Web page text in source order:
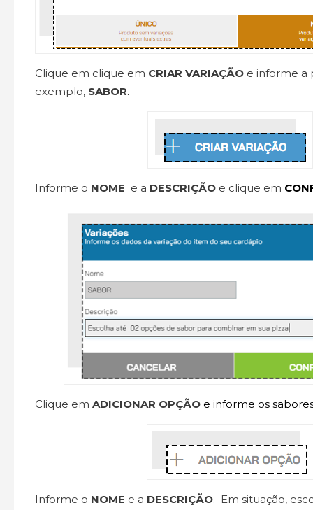
Clique em clique em CRIAR VARIAÇÃO e informe a
exemplo, SABOR.
Informe o NOME e a DESCRIÇÃO e clique em
Clique em ADICIONAR OPÇÃO e informe os
Informe o NOME e a DESCRIÇÃO. Em situação,